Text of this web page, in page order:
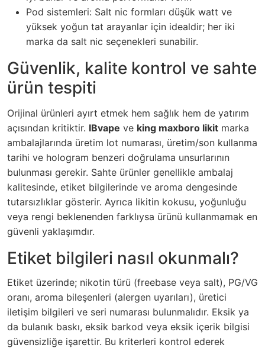
Pod sistemleri: Salt nic formları düşük watt ve
yüksek yoğun tat arayanlar için idealdir; her iki
marka da salt nic seçenekleri sunabilir.
Güvenlik, kalite kontrol ve sahte
ürün tespiti
Orijinal ürünleri ayırt etmek hem sağlık hem de yatırım
açısından kritiktir. IBvape ve king maxboro likit marka
ambalajlarında üretim lot numarası, üretim/son kullanma
tarihi ve hologram benzeri doğrulama unsurlarının
bulunması gerekir. Sahte ürünler genellikle ambalaj
kalitesinde, etiket bilgilerinde ve aroma dengesinde
tutarsızlıklar gösterir. Ayrıca likitin kokusu, yoğunluğu
veya rengi beklenenden farklıysa ürünü kullanmamak en
güvenli yaklaşımdır.
Etiket bilgileri nasıl okunmalı?
Etiket üzerinde; nikotin türü (freebase veya salt), PG/VG
oranı, aroma bileşenleri (alergen uyarıları), üretici
iletişim bilgileri ve seri numarası bulunmalıdır. Eksik ya
da bulanık baskı, eksik barkod veya eksik içerik bilgisi
güvensizliğe işarettir. Bu kriterleri kontrol ederek